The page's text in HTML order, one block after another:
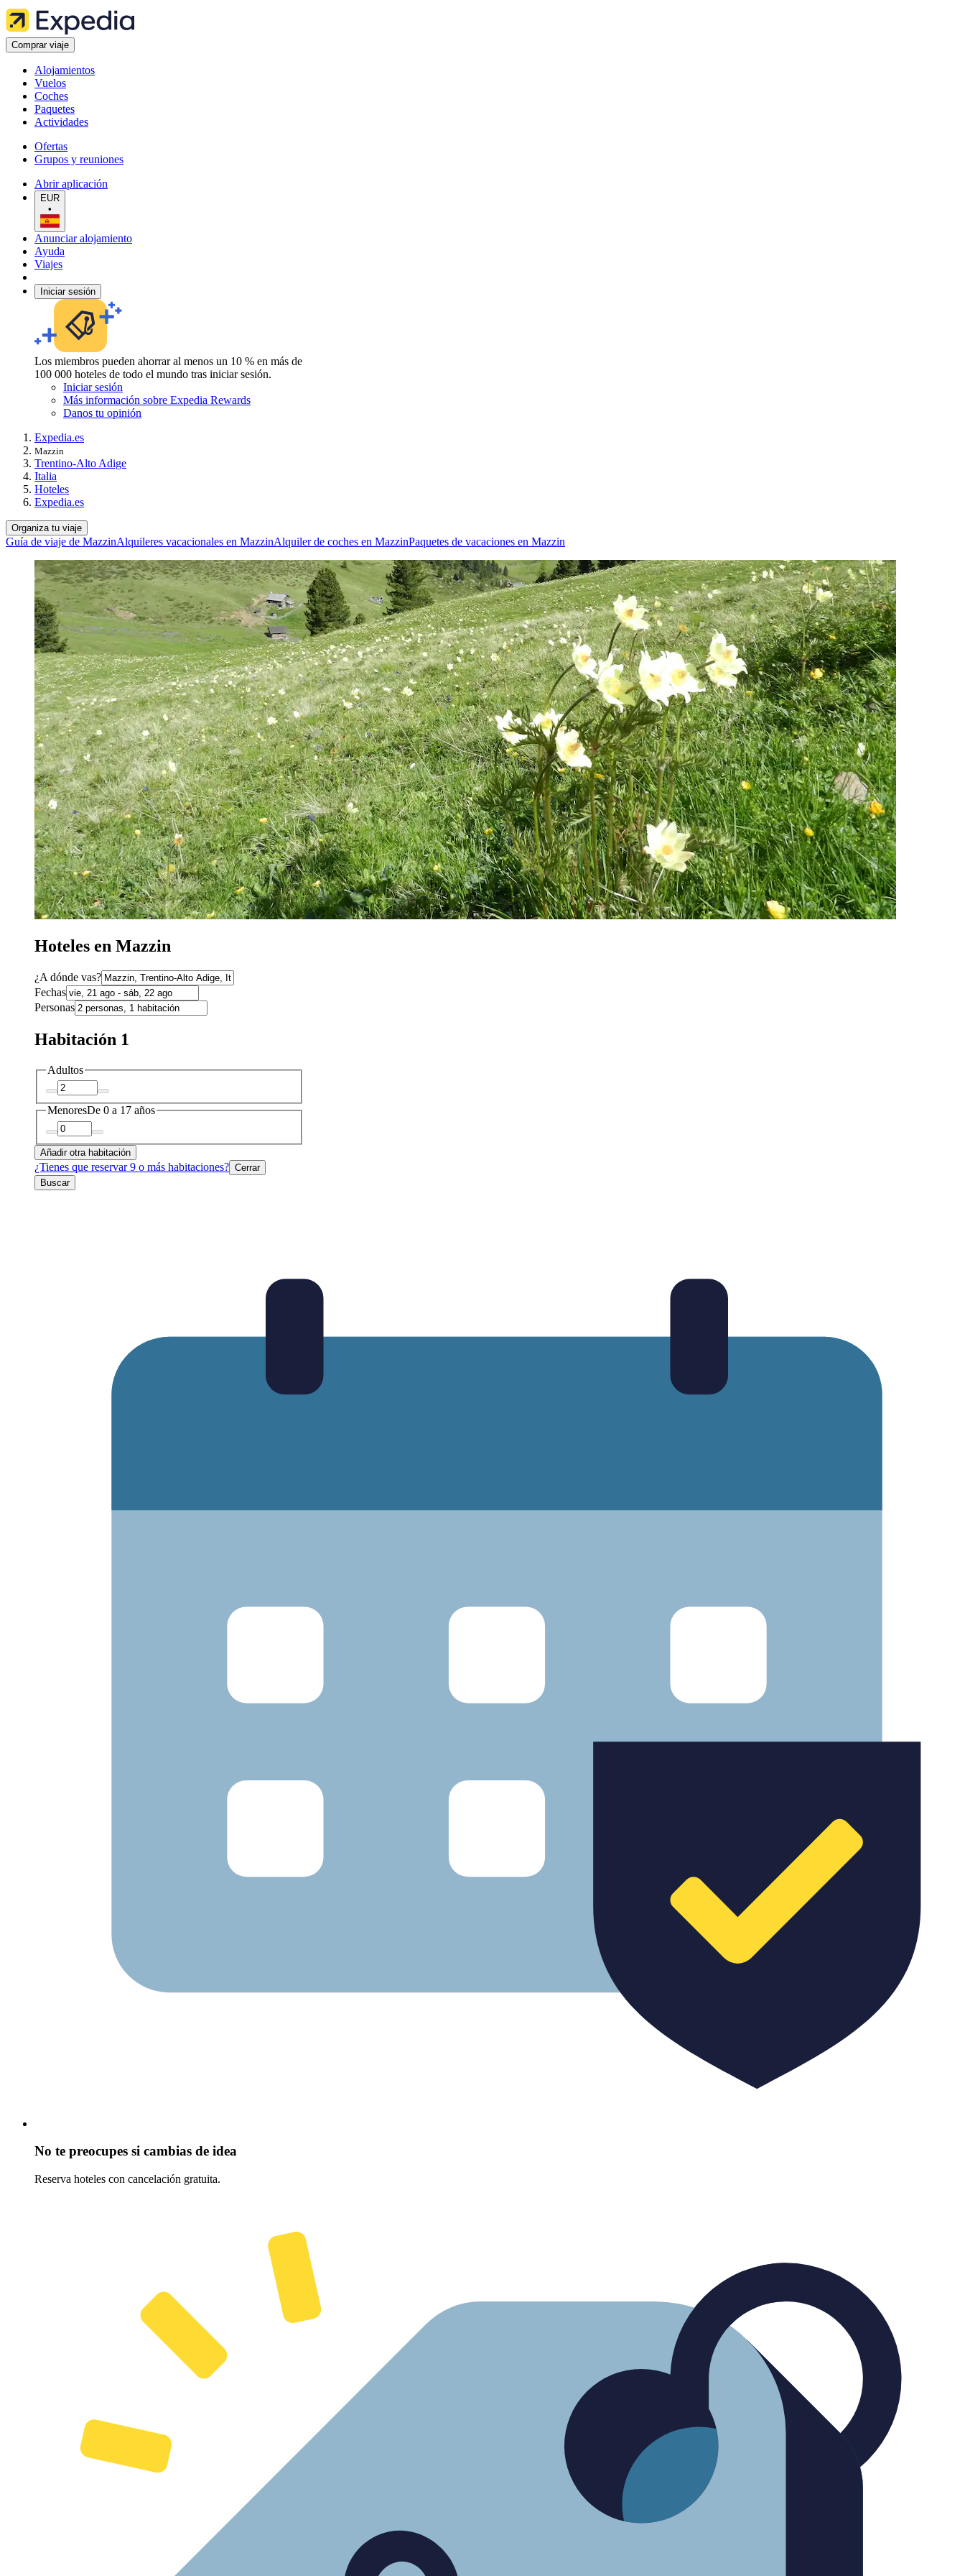
Comprar viaje
Alojamientos
Vuelos
Coches
Paquetes
Actividades
Ofertas
Grupos y reuniones
Abrir aplicación
EUR
•
Anunciar alojamiento
Ayuda
Viajes
Iniciar sesión
Los miembros pueden ahorrar al menos un 10 % en más de
100 000 hoteles de todo el mundo tras iniciar sesión.
Iniciar sesión
Más información sobre Expedia Rewards
Danos tu opinión
Expedia.es
Mazzin
Trentino-Alto Adige
Italia
Hoteles
Expedia.es
Organiza tu viaje
Guía de viaje de MazzinAlquileres vacacionales en MazzinAlquiler de coches en MazzinPaquetes de vacaciones en Mazzin
Hoteles en Mazzin
¿A dónde vas?
Fechas
Personas
Habitación 1
Adultos
MenoresDe 0 a 17 años
Añadir otra habitación
¿Tienes que reservar 9 o más habitaciones? Cerrar
Buscar
No te preocupes si cambias de idea
Reserva hoteles con cancelación gratuita.